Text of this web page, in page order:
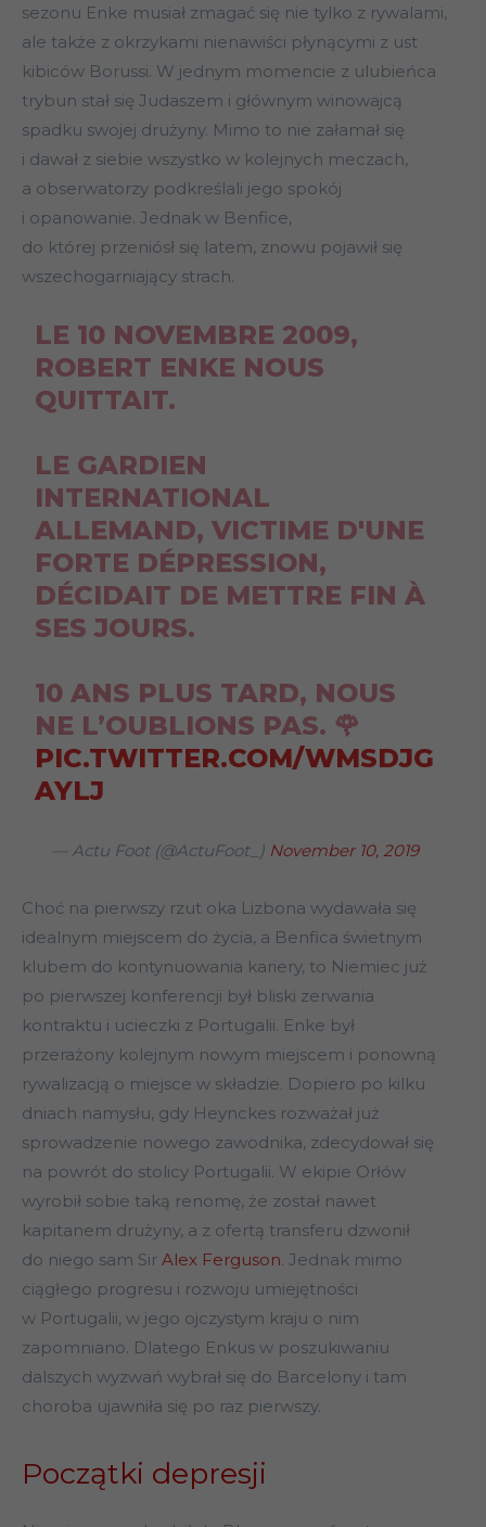
sezonu Enke musiał zmagać się nie tylko z rywalami,
ale także z okrzykami nienawiści płynącymi z ust
kibiców Borussi. W jednym momencie z ulubieńca
trybun stał się Judaszem i głównym winowajcą
spadku swojej drużyny. Mimo to nie załamał się
i dawał z siebie wszystko w kolejnych meczach,
a obserwatorzy podkreślali jego spokój
i opanowanie. Jednak w Benfice,
do której przeniósł się latem, znowu pojawił się
wszechogarniający strach.
LE 10 NOVEMBRE 2009,
ROBERT ENKE NOUS
QUITTAIT.
LE GARDIEN
INTERNATIONAL
ALLEMAND, VICTIME D'UNE
FORTE DÉPRESSION,
DÉCIDAIT DE METTRE FIN À
SES JOURS.
10 ANS PLUS TARD, NOUS
NE L’OUBLIONS PAS. 🌹
PIC.TWITTER.COM/WMSDJG
AYLJ
— Actu Foot (@ActuFoot_) November 10, 2019
Choć na pierwszy rzut oka Lizbona wydawała się
idealnym miejscem do życia, a Benfica świetnym
klubem do kontynuowania kariery, to Niemiec już
po pierwszej konferencji był bliski zerwania
kontraktu i ucieczki z Portugalii. Enke był
przerażony kolejnym nowym miejscem i ponowną
rywalizacją o miejsce w składzie. Dopiero po kilku
dniach namysłu, gdy Heynckes rozważał już
sprowadzenie nowego zawodnika, zdecydował się
na powrót do stolicy Portugalii. W ekipie Orłów
wyrobił sobie taką renomę, że został nawet
kapitanem drużyny, a z ofertą transferu dzwonił
do niego sam Sir Alex Ferguson. Jednak mimo
ciągłego progresu i rozwoju umiejętności
w Portugalii, w jego ojczystym kraju o nim
zapomniano. Dlatego Enkus w poszukiwaniu
dalszych wyzwań wybrał się do Barcelony i tam
choroba ujawniła się po raz pierwszy.
Początki depresji